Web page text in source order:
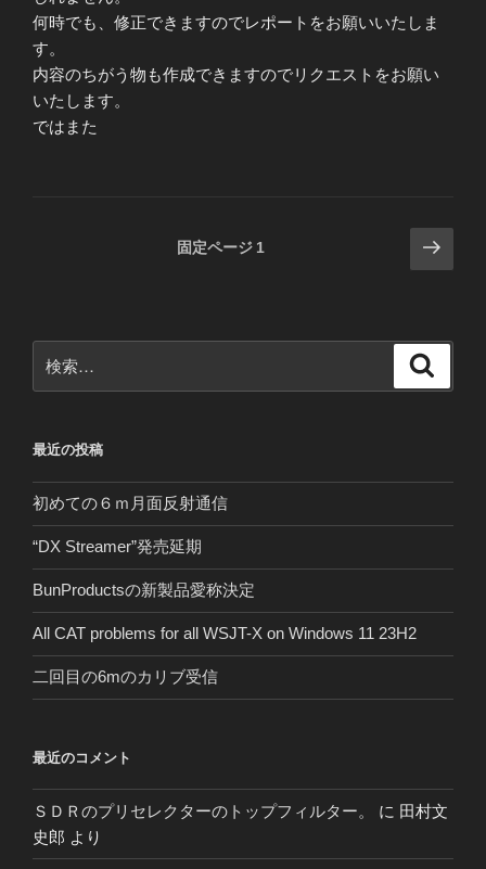
何時でも、修正できますのでレポートをお願いいたしま
す。
内容のちがう物も作成できますのでリクエストをお願い
いたします。
ではまた
ー
ジ
り
固定ページ 1
次
の
ジ
索:
最近の投稿
初めての６ｍ月面反射通信
“DX Streamer”発売延期
BunProductsの新製品愛称決定
All CAT problems for all WSJT-X on Windows 11 23H2
二回目の6mのカリブ受信
最近のコメント
ＳＤＲのプリセレクターのトップフィルター。 に 田村文
史郎 より